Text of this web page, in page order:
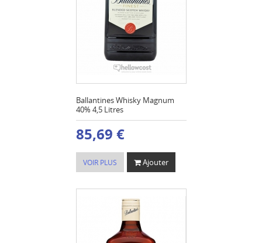
Ballantines Whisky Magnum
40% 4,5 Litres
85,69 €
VOIR PLUS Ajouter